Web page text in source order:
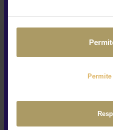
Livrare la domiciliu